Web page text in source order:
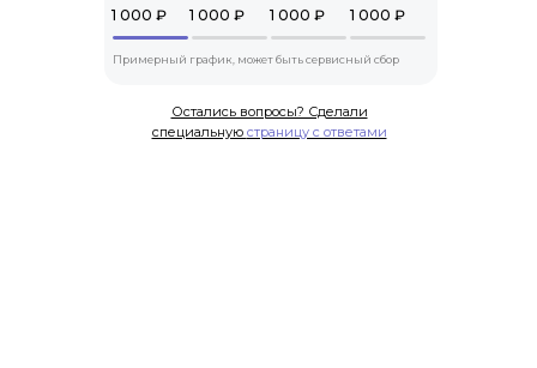
1 000 ₽
1 000 ₽
1 000 ₽
Примерный график, может быть сервисный сбор
1 000 ₽
Остались вопросы? Сделали
специальную страницу с ответами